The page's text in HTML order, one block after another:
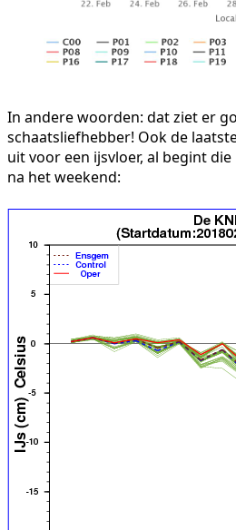
In andere woorden: dat ziet er
schaatsliefhebber! Ook de
uit voor een ijsvloer, al begint
na het weekend: